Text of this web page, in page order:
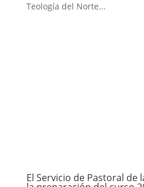
Teología del Norte...
El Servicio de Pastoral de